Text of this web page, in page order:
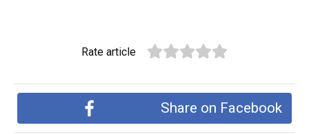
Rate article
Share on Facebook